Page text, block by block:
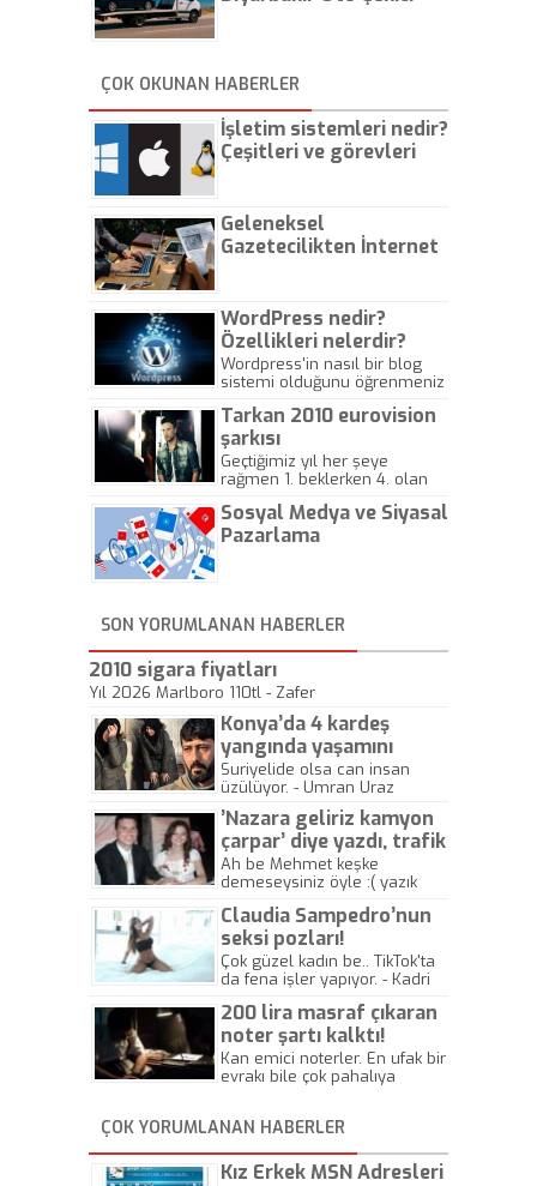
ÇOK OKUNAN HABERLER
İşletim sistemleri nedir?
Çeşitleri ve görevleri
Geleneksel
Gazetecilikten İnternet
WordPress nedir?
Özellikleri nelerdir?
Wordpress'in nasıl bir blog
sistemi olduğunu öğrenmeniz
Tarkan 2010 eurovision
şarkısı
Geçtiğimiz yıl her şeye
rağmen 1. beklerken 4. olan
gösterisinin bu yarışmada
önemli olmadığını anlamıştır.
Sosyal Medya ve Siyasal
Pazarlama
SON YORUMLANAN HABERLER
2010 sigara fiyatları
Yıl 2026 Marlboro 110tl - Zafer
Konya’da 4 kardeş
yangında yaşamını
yitirdi
Suriyelide olsa can insan
üzülüyor. - Umran Uraz
’Nazara geliriz kamyon
çarpar’ diye yazdı, trafik
kazasında öldü!
Ah be Mehmet keşke
demeseysiniz öyle :( yazık
Claudia Sampedro’nun
seksi pozları!
Çok güzel kadın be.. TikTok'ta
da fena işler yapıyor. - Kadri
200 lira masraf çıkaran
noter şartı kalktı!
Kan emici noterler. En ufak bir
evrakı bile çok pahalıya
kaptırıyorsunuz. - Kayhan
Gezenti
ÇOK YORUMLANAN HABERLER
Kız Erkek MSN Adresleri